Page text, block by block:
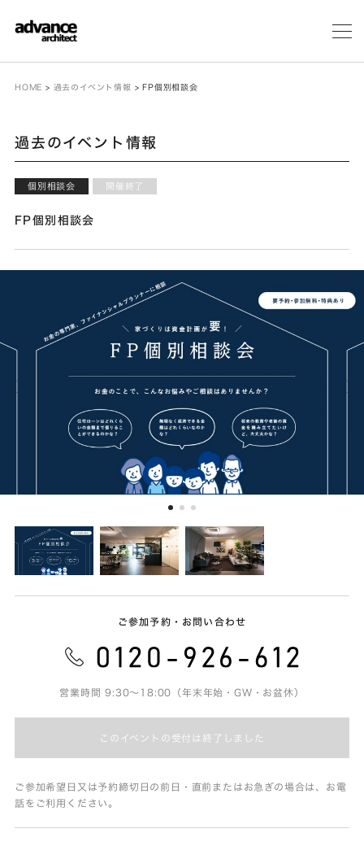
メ
HOME > 過去のイベント情報 > FP個別相談会
過去のイベント情報
個別相談会 開催終了
FP個別相談会
ご参加予約・お問い合わせ
営業時間 9:30～18:00（年末年始・GW・お盆休）
このイベントの受付は終了しました
ご参加希望日又は予約締切日の前日・直前またはお急ぎの場合は、お電
話をご利用ください。